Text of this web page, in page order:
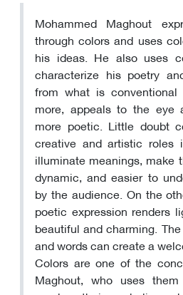
Mohammed Maghout
through colors and uses
his ideas. He also uses
characterize his poetry
from what is
more, appeals to the eye
more poetic. Little doubt
creative and artistic roles
illuminate meanings, make
dynamic, and easier to
by the audience. On the
poetic expression renders
beautiful and charming.
and words can create a
Colors are one of the
Maghout, who uses